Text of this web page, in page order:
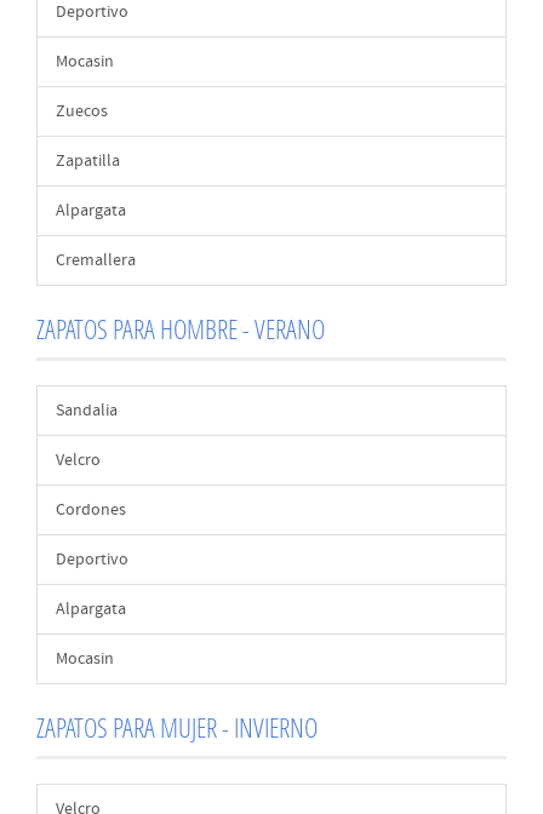
Deportivo
Mocasin
Zuecos
Zapatilla
Alpargata
Cremallera
ZAPATOS PARA HOMBRE - VERANO
Sandalia
Velcro
Cordones
Deportivo
Alpargata
Mocasin
ZAPATOS PARA MUJER - INVIERNO
Velcro